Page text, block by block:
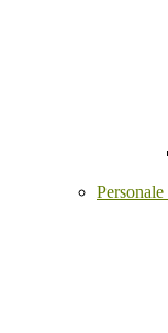
Personale